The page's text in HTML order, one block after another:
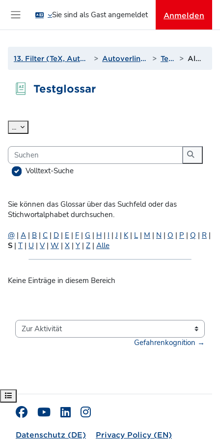
Sie sind als Gast angemeldet Anmelden
Kursindex öffnen
13. Filter (TeX, Autoverlinkungen und mehr) Autoverlinkung zu Glossaren Testglossar Alphabetisch
Testglossar
... Einträge exportieren
Suchen
Suchen
Volltext-Suche
Sie können das Glossar über das Suchfeld oder das
Stichwortalphabet durchsuchen.
@ | A | B | C | D | E | F | G | H | I |J | K| L | M | N | O | P | Q | R |
S | T | U | V| W | X | Y | Z | Alle
Keine Einträge in diesem Bereich
Zur Aktivität
Gefahrenkognition →
Datenschutz (DE) Privacy Policy (EN)